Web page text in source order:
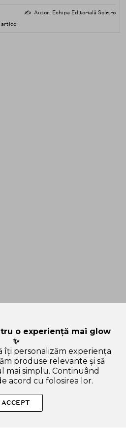
impuritățile solubile în
✍️ Autor: Echipa Editorială Sole.ro
articol
natural. Dacă ai și alte curiozități,
să ne scrii!
o experiență mai glow
✨
îți personalizăm experiența
produse relevante și să
mai simplu. Continuând
acord cu folosirea lor.
ACCEPT